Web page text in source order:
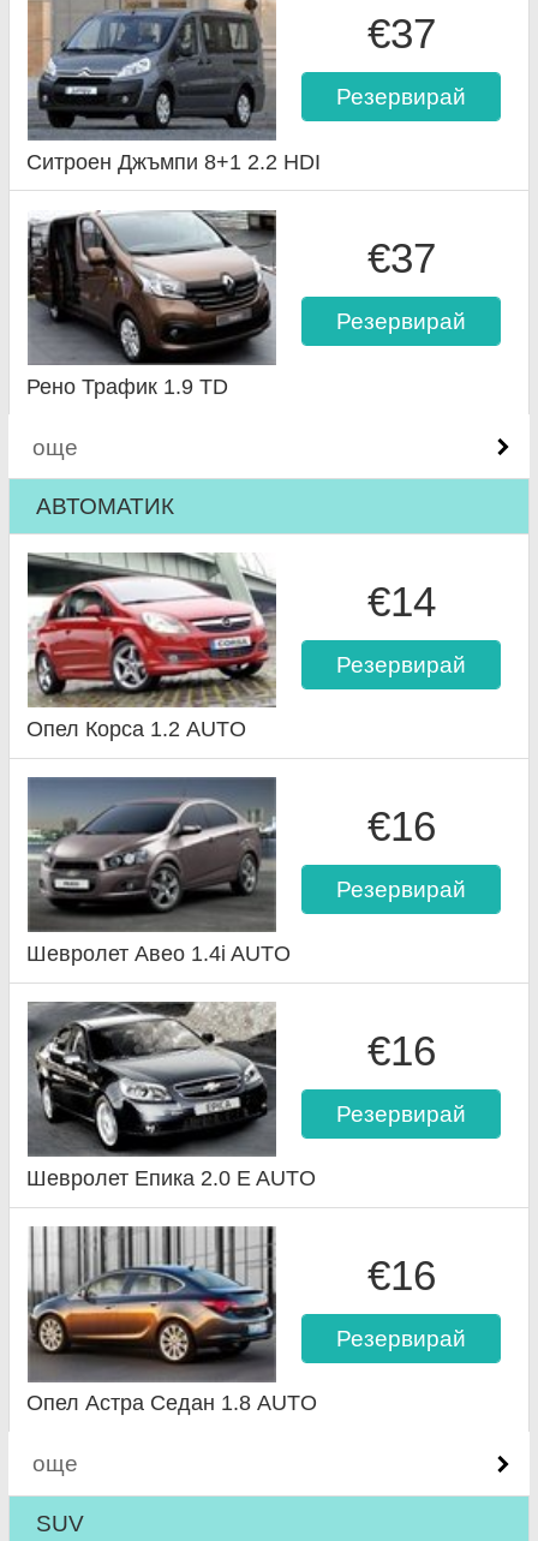
€37
Резервирай
Ситроен Джъмпи 8+1 2.2 HDI
€37
Резервирай
Рено Трафик 1.9 TD
още
АВТОМАТИК
€14
Резервирай
Опел Корса 1.2 AUTO
€16
Резервирай
Шевролет Авео 1.4i AUTO
€16
Резервирай
Шевролет Епика 2.0 E AUTO
€16
Резервирай
Опел Астра Седан 1.8 AUTO
още
SUV